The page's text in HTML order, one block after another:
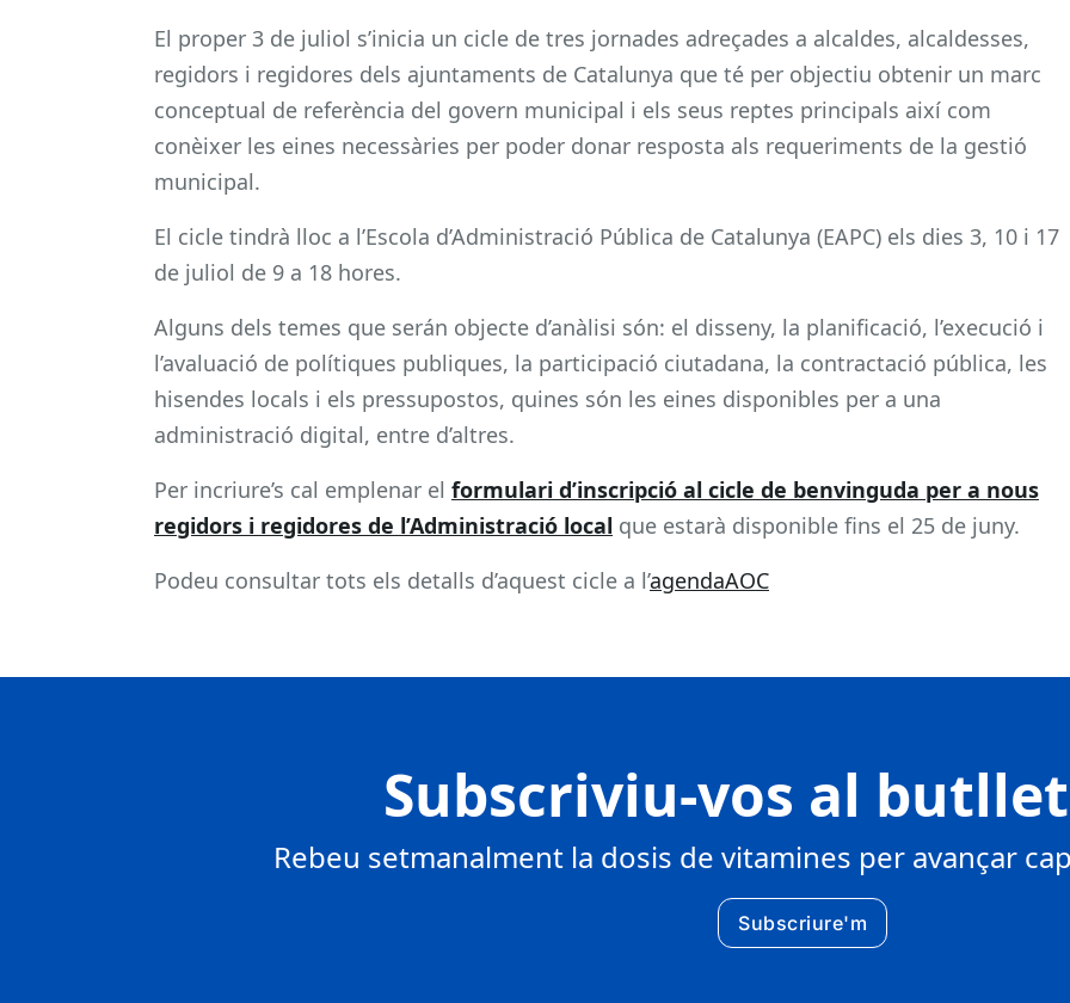
El proper 3 de juliol s’inicia un cicle de tres jornades adreçades a alcaldes, alcaldesses,
regidors i regidores dels ajuntaments de Catalunya que té per objectiu obtenir un marc
conceptual de referència del govern municipal i els seus reptes principals així com
conèixer les eines necessàries per poder donar resposta als requeriments de la gestió
municipal.
El cicle tindrà lloc a l’Escola d’Administració Pública de Catalunya (EAPC) els dies 3, 10 i 17
de juliol de 9 a 18 hores.
Alguns dels temes que serán objecte d’anàlisi són: el disseny, la planificació, l’execució i
l’avaluació de polítiques publiques, la participació ciutadana, la contractació pública, les
hisendes locals i els pressupostos, quines són les eines disponibles per a una
administració digital, entre d’altres.
Per incriure’s cal emplenar el formulari d’inscripció al cicle de benvinguda per a nous
regidors i regidores de l’Administració local que estarà disponible fins el 25 de juny.
Podeu consultar tots els detalls d’aquest cicle a l’agendaAOC
Subscriviu-vos al
Rebeu setmanalment la dosis de vitamines per avançar
Subscriure'm